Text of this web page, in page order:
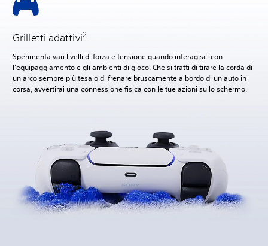
Grilletti adattivi2
Sperimenta vari livelli di forza e tensione quando interagisci con
l'equipaggiamento e gli ambienti di gioco. Che si tratti di tirare la corda di
un arco sempre più tesa o di frenare bruscamente a bordo di un'auto in
corsa, avvertirai una connessione fisica con le tue azioni sullo schermo.